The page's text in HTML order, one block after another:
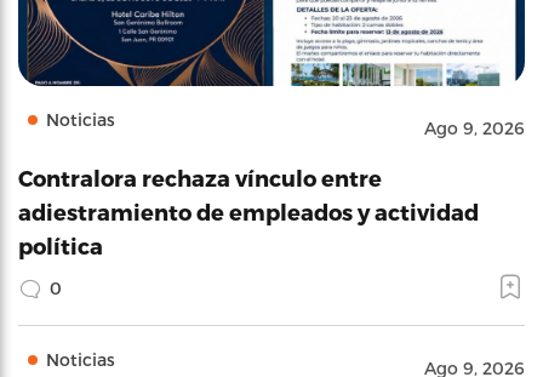
Noticias Ago 9, 2026
Contralora rechaza vínculo entre
adiestramiento de empleados y actividad
política
0
Noticias Ago 9, 2026